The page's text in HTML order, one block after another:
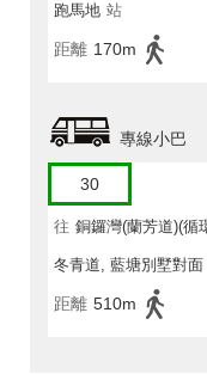
跑馬地 站
距離 170m
專線小巴
30
往 銅鑼灣(蘭芳道)(循
冬青道, 藍塘別墅對面
距離 510m